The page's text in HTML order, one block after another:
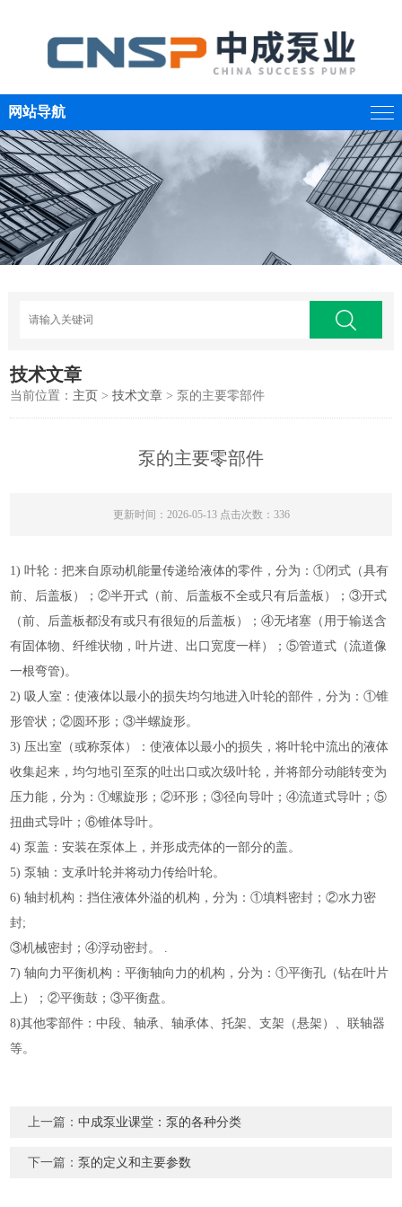
网站导航
技术文章
当前位置： 主页 >技术文章 > 泵的主要零部件
泵的主要零部件
更新时间：2026-05-13 点击次数：336
1) 叶轮：把来自原动机能量传递给液体的零件，分为：①闭式（具有
前、后盖板）；②半开式（前、后盖板不全或只有后盖板）；③开式
（前、后盖板都没有或只有很短的后盖板）；④无堵塞（用于输送含
有固体物、纤维状物，叶片进、出口宽度一样）；⑤管道式（流道像
一根弯管)。
2) 吸人室：使液体以最小的损失均匀地进入叶轮的部件，分为：①锥
形管状；②圆环形；③半螺旋形。
3) 压出室（或称泵体）：使液体以最小的损失，将叶轮中流出的液体
收集起来，均匀地引至泵的吐出口或次级叶轮，并将部分动能转变为
压力能，分为：①螺旋形；②环形；③径向导叶；④流道式导叶；⑤
扭曲式导叶；⑥锥体导叶。
4) 泵盖：安装在泵体上，并形成壳体的一部分的盖。
5) 泵轴：支承叶轮并将动力传给叶轮。
6) 轴封机构：挡住液体外溢的机构，分为：①填料密封；②水力密
封;
③机械密封；④浮动密封。 .
7) 轴向力平衡机构：平衡轴向力的机构，分为：①平衡孔（钻在叶片
上）；②平衡鼓；③平衡盘。
8)其他零部件：中段、轴承、轴承体、托架、支架（悬架）、联轴器
等。
上一篇：中成泵业课堂：泵的各种分类
下一篇：泵的定义和主要参数